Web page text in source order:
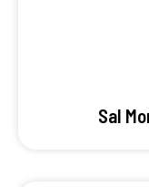
Sal